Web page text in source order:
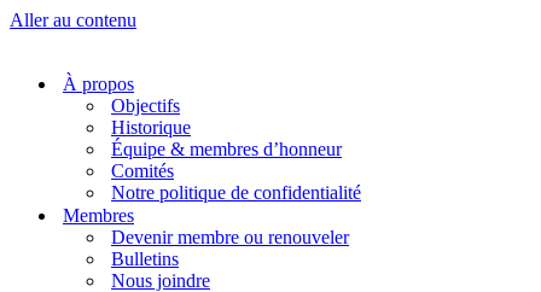
Aller au contenu
À propos
Objectifs
Historique
Équipe & membres d’honneur
Comités
Notre politique de confidentialité
Membres
Devenir membre ou renouveler
Bulletins
Nous joindre